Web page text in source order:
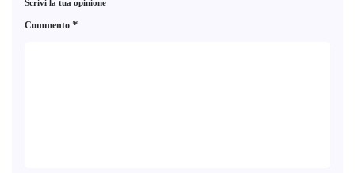
Scrivi la tua opinione
Commento *